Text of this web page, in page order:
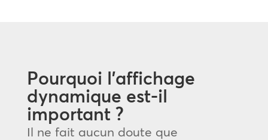
Pourquoi l’affichage
dynamique est-il
important ?
Il ne fait aucun doute que